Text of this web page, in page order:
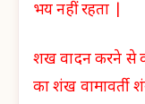
भय नहीं रहता |
शख वादन करने से
का शंख वामावर्ती